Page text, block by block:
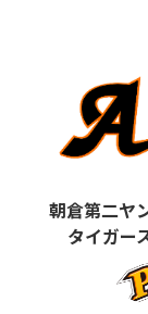
第10回
第9回
第7回
第6回
朝倉第二ヤ
タイガー